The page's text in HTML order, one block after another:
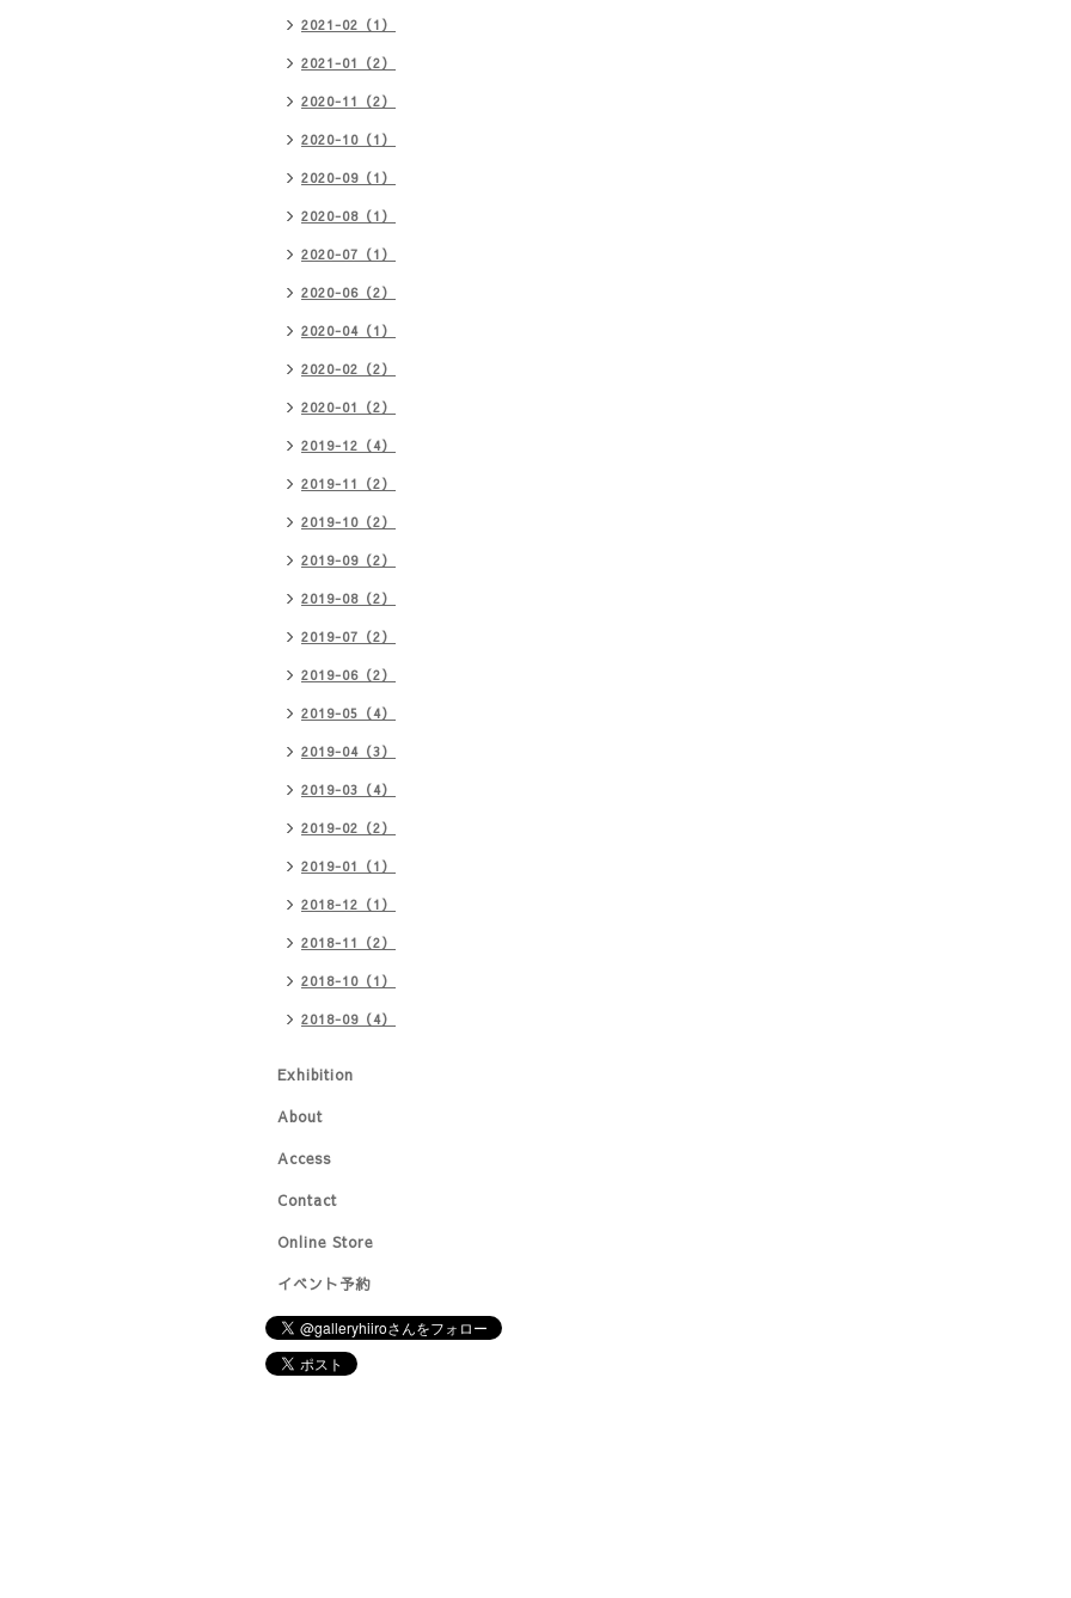
2021-02（1）
2021-01（2）
2020-11（2）
2020-10（1）
2020-09（1）
2020-08（1）
2020-07（1）
2020-06（2）
2020-04（1）
2020-02（2）
2020-01（2）
2019-12（4）
2019-11（2）
2019-10（2）
2019-09（2）
2019-08（2）
2019-07（2）
2019-06（2）
2019-05（4）
2019-04（3）
2019-03（4）
2019-02（2）
2019-01（1）
2018-12（1）
2018-11（2）
2018-10（1）
2018-09（4）
Exhibition
About
Access
Contact
Online Store
イベント予約